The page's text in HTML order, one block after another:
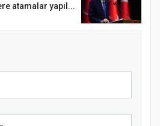
atamalar yapıl...
Ayasofya Camii